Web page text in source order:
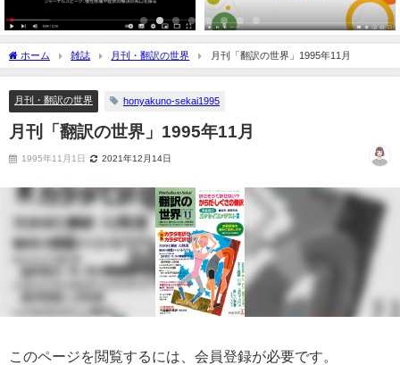
ホーム 雑誌 月刊・翻訳の世界 月刊「翻訳の世界」1995年11月
月刊・翻訳の世界 honyakuno-sekai1995
月刊「翻訳の世界」1995年11月
1995年11月1日 2021年12月14日
このページを閲覧するには、会員登録が必要です。